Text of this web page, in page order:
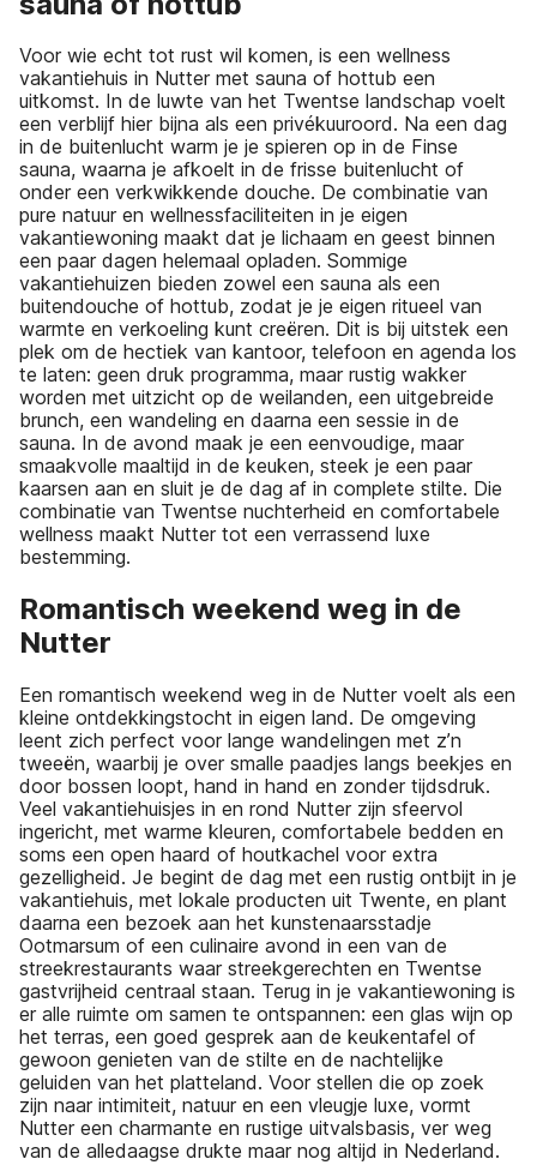
Voor wie echt tot rust wil komen, is een wellness
vakantiehuis in Nutter met sauna of hottub een
uitkomst. In de luwte van het Twentse landschap voelt
een verblijf hier bijna als een privékuuroord. Na een dag
in de buitenlucht warm je je spieren op in de Finse
sauna, waarna je afkoelt in de frisse buitenlucht of
onder een verkwikkende douche. De combinatie van
pure natuur en wellnessfaciliteiten in je eigen
vakantiewoning maakt dat je lichaam en geest binnen
een paar dagen helemaal opladen. Sommige
vakantiehuizen bieden zowel een sauna als een
buitendouche of hottub, zodat je je eigen ritueel van
warmte en verkoeling kunt creëren. Dit is bij uitstek een
plek om de hectiek van kantoor, telefoon en agenda los
te laten: geen druk programma, maar rustig wakker
worden met uitzicht op de weilanden, een uitgebreide
brunch, een wandeling en daarna een sessie in de
sauna. In de avond maak je een eenvoudige, maar
smaakvolle maaltijd in de keuken, steek je een paar
kaarsen aan en sluit je de dag af in complete stilte. Die
combinatie van Twentse nuchterheid en comfortabele
wellness maakt Nutter tot een verrassend luxe
bestemming.
Romantisch weekend weg in de
Nutter
Een romantisch weekend weg in de Nutter voelt als een
kleine ontdekkingstocht in eigen land. De omgeving
leent zich perfect voor lange wandelingen met z’n
tweeën, waarbij je over smalle paadjes langs beekjes en
door bossen loopt, hand in hand en zonder tijdsdruk.
Veel vakantiehuisjes in en rond Nutter zijn sfeervol
ingericht, met warme kleuren, comfortabele bedden en
soms een open haard of houtkachel voor extra
gezelligheid. Je begint de dag met een rustig ontbijt in je
vakantiehuis, met lokale producten uit Twente, en plant
daarna een bezoek aan het kunstenaarsstadje
Ootmarsum of een culinaire avond in een van de
streekrestaurants waar streekgerechten en Twentse
gastvrijheid centraal staan. Terug in je vakantiewoning is
er alle ruimte om samen te ontspannen: een glas wijn op
het terras, een goed gesprek aan de keukentafel of
gewoon genieten van de stilte en de nachtelijke
geluiden van het platteland. Voor stellen die op zoek
zijn naar intimiteit, natuur en een vleugje luxe, vormt
Nutter een charmante en rustige uitvalsbasis, ver weg
van de alledaagse drukte maar nog altijd in Nederland.